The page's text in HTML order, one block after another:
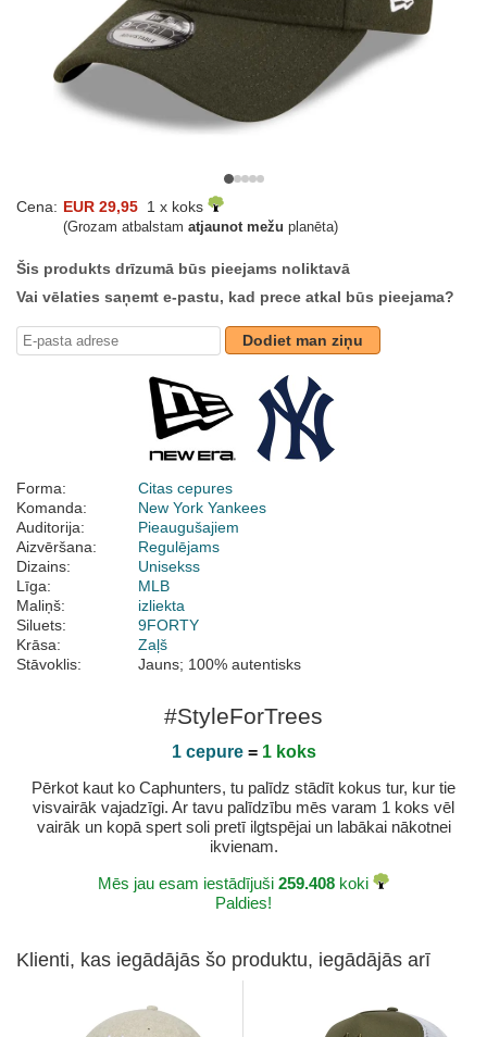
Cena: EUR 29,95 1 x koks
(Grozam atbalstam atjaunot mežu planēta)
Šis produkts drīzumā būs pieejams noliktavā
Vai vēlaties saņemt e-pastu, kad prece atkal būs pieejama?
Dodiet man ziņu
Forma:
Citas cepures
Komanda:
New York Yankees
Auditorija:
Pieaugušajiem
Aizvēršana:
Regulējams
Dizains:
Unisekss
Līga:
MLB
Maliņš:
izliekta
Siluets:
9FORTY
Krāsa:
Zaļš
Stāvoklis:
Jauns; 100% autentisks
#StyleForTrees
1 cepure= 1 koks
Pērkot kaut ko Caphunters, tu palīdz stādīt kokus tur, kur tie
visvairāk vajadzīgi. Ar tavu palīdzību mēs varam 1 koks vēl
vairāk un kopā spert soli pretī ilgtspējai un labākai nākotnei
ikvienam.
Mēs jau esam iestādījuši 259.408 koki
Paldies!
Klienti, kas iegādājās šo produktu, iegādājās arī